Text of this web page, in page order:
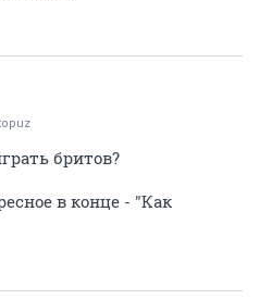
бритов?
в конце - "Как